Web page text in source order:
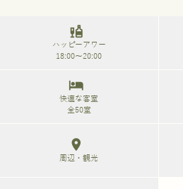
liquor
ハッピーアワー
18:00～20:00
hotel
快適な客室
全50室
location_on
周辺・観光